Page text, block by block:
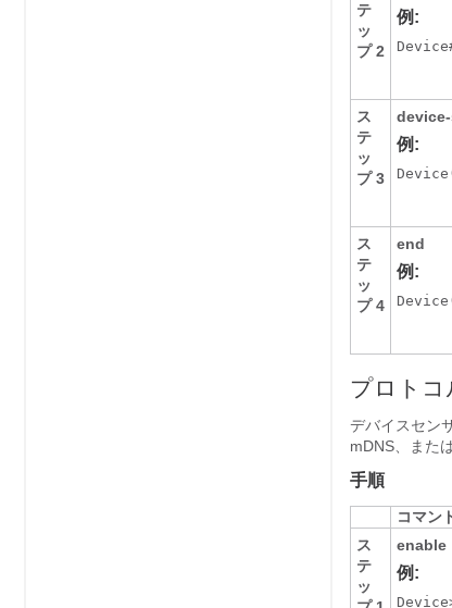
テ
ッ
プ 2
例:
ス
テ
ッ
プ 3
例:
ス
テ
ッ
プ 4
end
例:
プロトコ
デバイスセン
mDNS、また
手順
コマン
ス
テ
ッ
enable
例: